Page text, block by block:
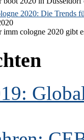
2020: Die Trends
imm cologne 2020 gibt